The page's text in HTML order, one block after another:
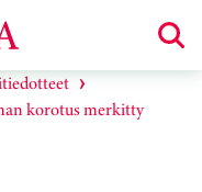
korotus merkitty